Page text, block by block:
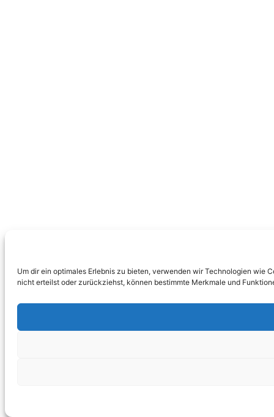
Um dir ein optimales Erlebnis zu bieten, verwenden wir Technologien wie
nicht erteilst oder zurückziehst, können bestimmte Merkmale und